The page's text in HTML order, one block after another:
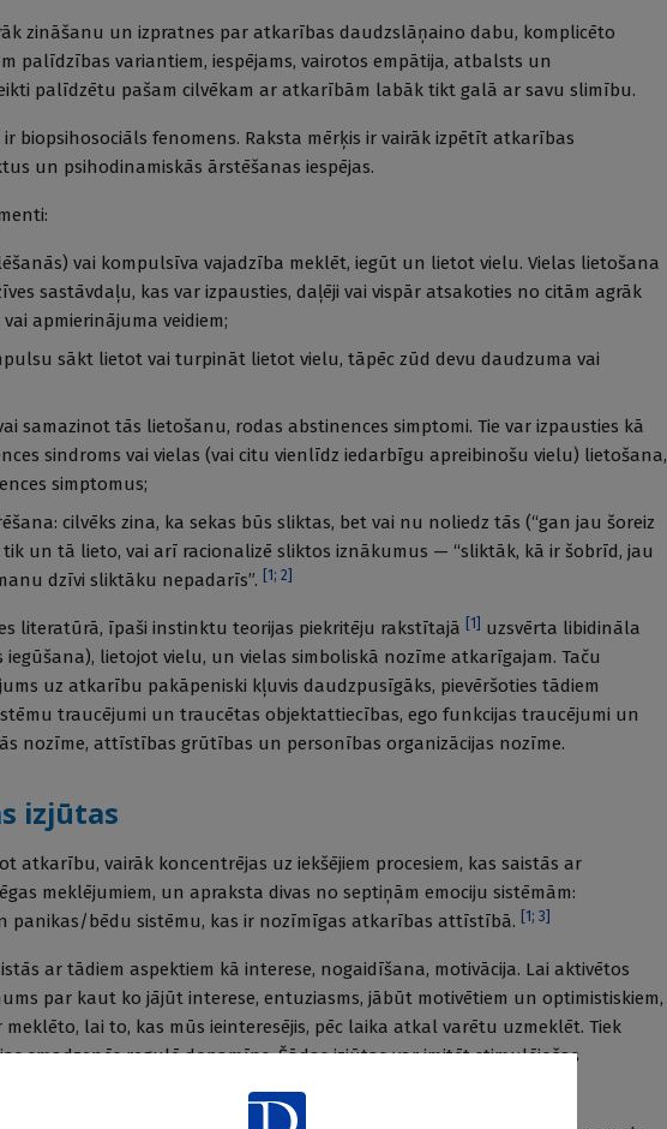
zināšanu un izpratnes par atkarības daudzslāņaino dabu, komplicēto
palīdzības variantiem, iespējams, vairotos empātija, atbalsts un
palīdzētu pašam cilvēkam ar atkarībām labāk tikt galā ar savu slimību.
biopsihosociāls fenomens. Raksta mērķis ir vairāk izpētīt atkarības
un psihodinamiskās ārstēšanas iespējas.
vai kompulsīva vajadzība meklēt, iegūt un lietot vielu. Vielas lietošana
sastāvdaļu, kas var izpausties, daļēji vai vispār atsakoties no citām agrāk
apmierinājuma veidiem;
sākt lietot vai turpināt lietot vielu, tāpēc zūd devu daudzuma vai
samazinot tās lietošanu, rodas abstinences simptomi. Tie var izpausties kā
sindroms vai vielas (vai citu vienlīdz iedarbīgu apreibinošu vielu) lietošana,
simptomus;
cilvēks zina, ka sekas būs sliktas, bet vai nu noliedz tās (“gan jau šoreiz
un tā lieto, vai arī racionalizē sliktos iznākumus — “sliktāk, kā ir šobrīd, jau
dzīvi sliktāku nepadarīs”.
1 ; 2
literatūrā, īpaši instinktu teorijas piekritēju rakstītajā 1
uzsvērta libidināla
lietojot vielu, un vielas simboliskā nozīme atkarīgajam. Taču
uz atkarību pakāpeniski kļuvis daudzpusīgāks, pievēršoties tādiem
traucējumi un traucētas objektattiecības, ego funkcijas traucējumi un
nozīme, attīstības grūtības un personības organizācijas nozīme.
izjūtas
atkarību, vairāk koncentrējas uz iekšējiem procesiem, kas saistās ar
meklējumiem, un apraksta divas no septiņām emociju sistēmām:
panikas/bēdu sistēmu, kas ir nozīmīgas atkarības attīstībā.
1 ; 3
ar tādiem aspektiem kā interese, nogaidīšana, motivācija. Lai aktivētos
par kaut ko jājūt interese, entuziasms, jābūt motivētiem un optimistiskiem,
lai to, kas mūs ieinteresējis, pēc laika atkal varētu uzmeklēt. Tiek
smadzenēs regulē dopamīns. Šādas izjūtas var imitēt stimulējošas
amfetamīns.